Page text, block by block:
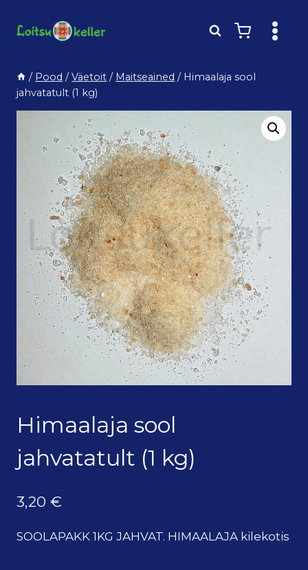
/ Pood / Väetoit / Maitseained / Himaalaja sool
jahvatatult (1 kg)
Himaalaja sool
jahvatatult (1 kg)
3,20 €
SOOLAPAKK 1KG JAHVAT. HIMAALAJA kilekotis